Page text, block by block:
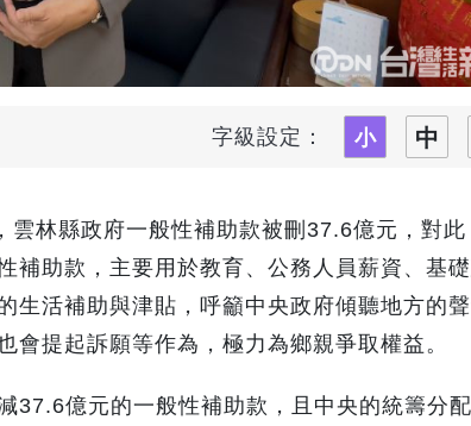
字級設定：
林縣政府一般性補助款被刪37.6億元，對此
補助款，主要用於教育、公務人員薪資、基
活補助與津貼，呼籲中央政府傾聽地方的聲
提起訴願等作為，極力為鄉親爭取權益。
37.6億元的一般性補助款，且中央的統籌分